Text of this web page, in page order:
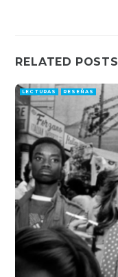
RELATED POSTS
LECTURAS RESEÑAS